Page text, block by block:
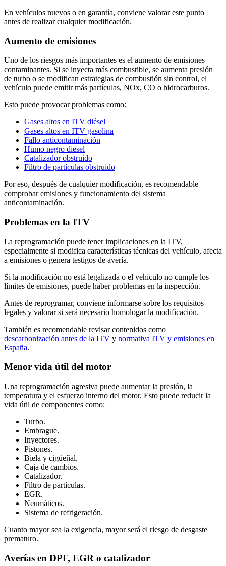
En vehículos nuevos o en garantía, conviene valorar este punto
antes de realizar cualquier modificación.
Aumento de emisiones
Uno de los riesgos más importantes es el aumento de emisiones
contaminantes. Si se inyecta más combustible, se aumenta presión
de turbo o se modifican estrategias de combustión sin control, el
vehículo puede emitir más partículas, NOx, CO o hidrocarburos.
Esto puede provocar problemas como:
Gases altos en ITV diésel
Gases altos en ITV gasolina
Fallo anticontaminación
Humo negro diésel
Catalizador obstruido
Filtro de partículas obstruido
Por eso, después de cualquier modificación, es recomendable
comprobar emisiones y funcionamiento del sistema
anticontaminación.
Problemas en la ITV
La reprogramación puede tener implicaciones en la ITV,
especialmente si modifica características técnicas del vehículo, afecta
a emisiones o genera testigos de avería.
Si la modificación no está legalizada o el vehículo no cumple los
límites de emisiones, puede haber problemas en la inspección.
Antes de reprogramar, conviene informarse sobre los requisitos
legales y valorar si será necesario homologar la modificación.
También es recomendable revisar contenidos como
descarbonización antes de la ITV y normativa ITV y emisiones en
España.
Menor vida útil del motor
Una reprogramación agresiva puede aumentar la presión, la
temperatura y el esfuerzo interno del motor. Esto puede reducir la
vida útil de componentes como:
Turbo.
Embrague.
Inyectores.
Pistones.
Biela y cigüeñal.
Caja de cambios.
Catalizador.
Filtro de partículas.
EGR.
Neumáticos.
Sistema de refrigeración.
Cuanto mayor sea la exigencia, mayor será el riesgo de desgaste
prematuro.
Averías en DPF, EGR o catalizador